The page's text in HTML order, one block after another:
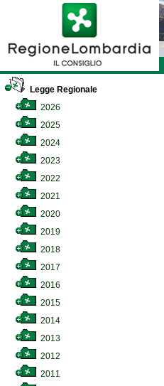
Legge Regionale
2026
2025
2024
2023
2022
2021
2020
2019
2018
2017
2016
2015
2014
2013
2012
2011